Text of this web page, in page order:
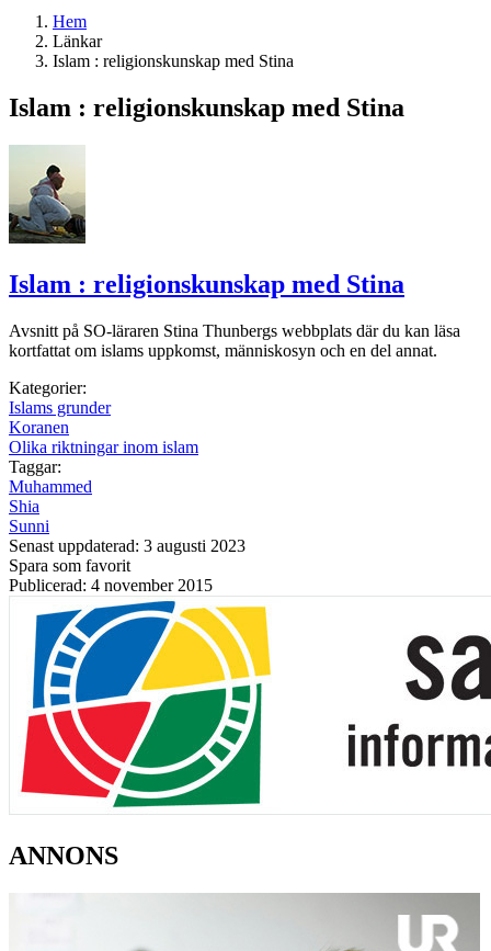
Hem
Länkar
Islam : religionskunskap med Stina
Islam : religionskunskap med Stina
Islam : religionskunskap med Stina
Avsnitt på SO-läraren Stina Thunbergs webbplats där du kan läsa
kortfattat om islams uppkomst, människosyn och en del annat.
Kategorier:
Islams grunder
Koranen
Olika riktningar inom islam
Taggar:
Muhammed
Shia
Sunni
Senast uppdaterad: 3 augusti 2023
Spara som favorit
Publicerad: 4 november 2015
ANNONS